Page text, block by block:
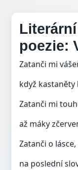
poezie:
Zatanči mi
když kastaněty
Zatanči mi
až máky
Zatanči o lásce,
na poslední